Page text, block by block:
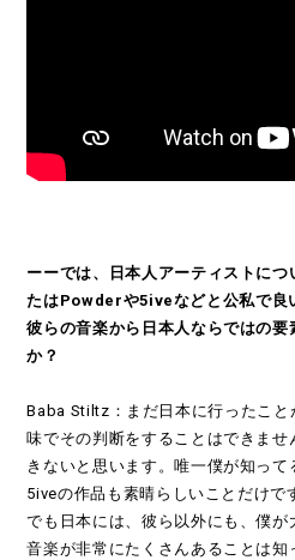
ーーでは、日本人アーティストに
たはPowderや5iveなどと公私で良
彼らの音楽から日本人ならではの
か？
Baba Stiltz：まだ日本に行ったこと
味でその判断をすることはできま
きないと思います。唯一僕が知って
5iveの作品も素晴らしいことだけで
でも日本には、彼ら以外にも、僕
音楽が非常にたくさんあることは